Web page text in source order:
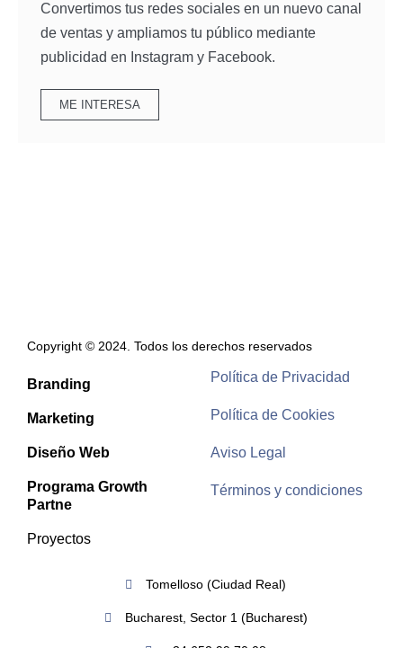
Convertimos tus redes sociales en un nuevo canal
de ventas y ampliamos tu público mediante
publicidad en Instagram y Facebook.
ME INTERESA
Copyright © 2024. Todos los derechos reservados
Branding
Marketing
Diseño Web
Programa Growth
Partne
Proyectos
Política de Privacidad
Política de Cookies
Aviso Legal
Términos y condiciones
Tomelloso (Ciudad Real)
Bucharest, Sector 1 (Bucharest)